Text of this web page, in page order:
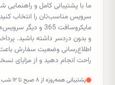
ما با پشتیبانی کامل و
سرویس مناسب‌تان را انتخاب کنید
مایکروسافت 365 و
و بدون دردسر داشته باشید.
اطلاع‌رسانی وضعیت سفارش باعث
راحت انجام دهید و از مزایای
پشتیبانی همه‌روزه از ۸ صبح تا ۱۲ شب